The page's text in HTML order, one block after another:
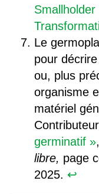
Smallholder
Le
pour
ou, plus
organisme
matériel
germinatif »,
libre, page
2025. ↩︎